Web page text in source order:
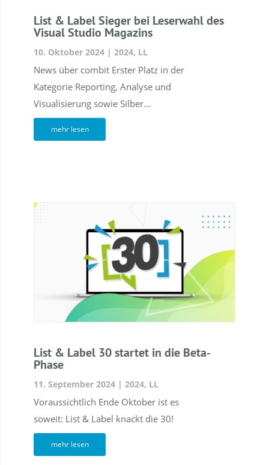
List & Label Sieger bei Leserwahl des
Visual Studio Magazins
10. Oktober 2024 | 2024, LL
News über combit Erster Platz in der
Kategorie Reporting, Analyse und
Visualisierung sowie Silber...
mehr lesen
List & Label 30 startet in die Beta-
Phase
11. September 2024 | 2024, LL
Voraussichtlich Ende Oktober ist es
soweit: List & Label knackt die 30!
mehr lesen